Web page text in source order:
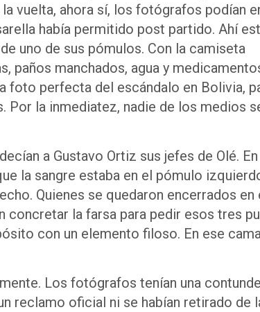
vuelta, ahora sí, los fotógrafos podían
había permitido post partido. Ahí
uno de sus pómulos. Con la camiseta
paños manchados, agua y
foto perfecta del escándalo en Bolivia,
Por la inmediatez, nadie de los medios
a Gustavo Ortiz sus jefes de Olé. En
la sangre estaba en el pómulo
Quienes se quedaron encerrados en
concretar la farsa para pedir esos tres
con un elemento filoso. En ese
Los fotógrafos tenían una
reclamo oficial ni se habían retirado de